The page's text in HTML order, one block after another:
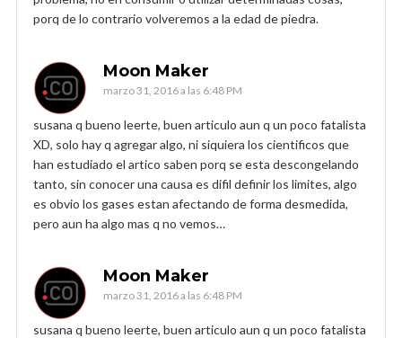
porq de lo contrario volveremos a la edad de piedra.
Moon Maker
marzo 31, 2016 a las 6:48 PM
susana q bueno leerte, buen articulo aun q un poco fatalista
XD, solo hay q agregar algo, ni siquiera los cientificos que
han estudiado el artico saben porq se esta descongelando
tanto, sin conocer una causa es difil definir los limites, algo
es obvio los gases estan afectando de forma desmedida,
pero aun ha algo mas q no vemos…
Moon Maker
marzo 31, 2016 a las 6:48 PM
susana q bueno leerte, buen articulo aun q un poco fatalista